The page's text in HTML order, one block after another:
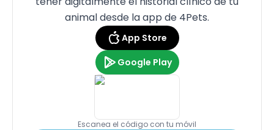
animal desde la app de 4Pets.
App Store
Google Play
Escanea el código con tu móvil